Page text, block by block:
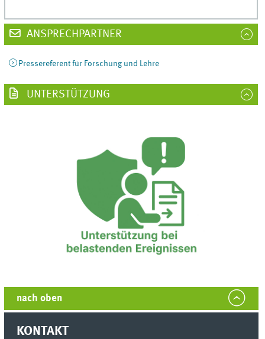
ANSPRECHPARTNER
Pressereferent für Forschung und Lehre
UNTERSTÜTZUNG
nach oben
KONTAKT